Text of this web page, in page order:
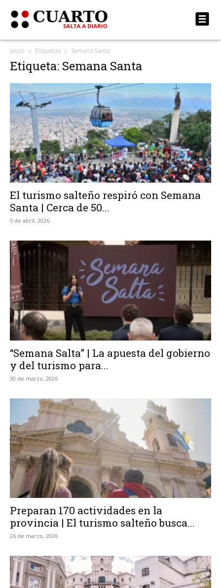
Inicio Etiquetas Semana Santa
Etiqueta: Semana Santa
El turismo salteño respiró con Semana
Santa | Cerca de 50...
5 de abril, 2026
“Semana Salta” | La apuesta del gobierno
y del turismo para...
30 de marzo, 2026
Preparan 170 actividades en la
provincia | El turismo salteño busca...
26 de marzo, 2026